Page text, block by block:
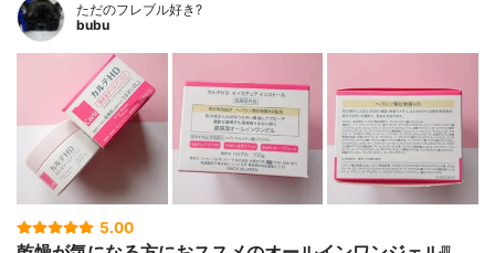
ただのフレブル好き?
bubu
5.00